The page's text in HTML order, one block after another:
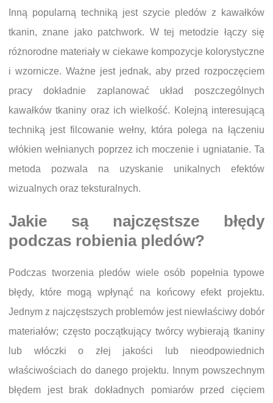
Inną popularną techniką jest szycie pledów z kawałków
tkanin, znane jako patchwork. W tej metodzie łączy się
różnorodne materiały w ciekawe kompozycje kolorystyczne
i wzornicze. Ważne jest jednak, aby przed rozpoczęciem
pracy dokładnie zaplanować układ poszczególnych
kawałków tkaniny oraz ich wielkość. Kolejną interesującą
techniką jest filcowanie wełny, która polega na łączeniu
włókien wełnianych poprzez ich moczenie i ugniatanie. Ta
metoda pozwala na uzyskanie unikalnych efektów
wizualnych oraz teksturalnych.
Jakie są najczęstsze błędy
podczas robienia pledów?
Podczas tworzenia pledów wiele osób popełnia typowe
błędy, które mogą wpłynąć na końcowy efekt projektu.
Jednym z najczęstszych problemów jest niewłaściwy dobór
materiałów; często początkujący twórcy wybierają tkaniny
lub włóczki o złej jakości lub nieodpowiednich
właściwościach do danego projektu. Innym powszechnym
błędem jest brak dokładnych pomiarów przed cięciem